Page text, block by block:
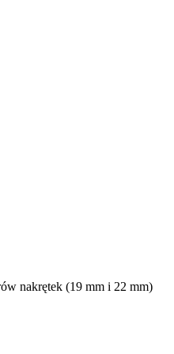
nakrętek (19 mm i 22 mm)